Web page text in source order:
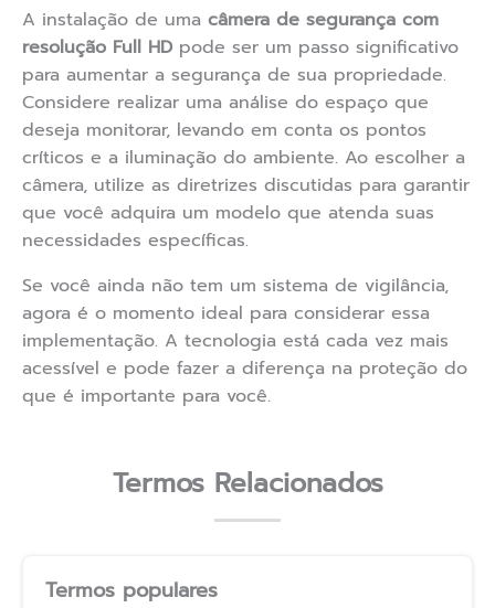
A instalação de uma câmera de segurança com
resolução Full HD pode ser um passo significativo
para aumentar a segurança de sua propriedade.
Considere realizar uma análise do espaço que
deseja monitorar, levando em conta os pontos
críticos e a iluminação do ambiente. Ao escolher a
câmera, utilize as diretrizes discutidas para garantir
que você adquira um modelo que atenda suas
necessidades específicas.
Se você ainda não tem um sistema de vigilância,
agora é o momento ideal para considerar essa
implementação. A tecnologia está cada vez mais
acessível e pode fazer a diferença na proteção do
que é importante para você.
Termos Relacionados
Termos populares